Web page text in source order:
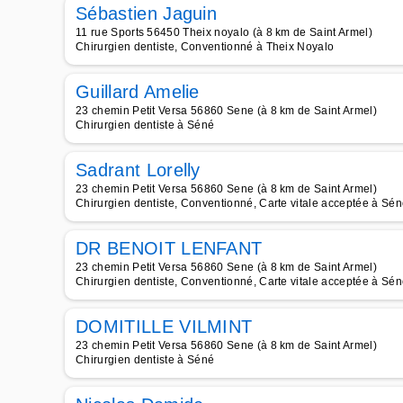
Sébastien Jaguin
11 rue Sports 56450 Theix noyalo (à 8 km de Saint Armel)
Chirurgien dentiste, Conventionné à Theix Noyalo
Guillard Amelie
23 chemin Petit Versa 56860 Sene (à 8 km de Saint Armel)
Chirurgien dentiste à Séné
Sadrant Lorelly
23 chemin Petit Versa 56860 Sene (à 8 km de Saint Armel)
Chirurgien dentiste, Conventionné, Carte vitale acceptée à
DR BENOIT LENFANT
23 chemin Petit Versa 56860 Sene (à 8 km de Saint Armel)
Chirurgien dentiste, Conventionné, Carte vitale acceptée à
DOMITILLE VILMINT
23 chemin Petit Versa 56860 Sene (à 8 km de Saint Armel)
Chirurgien dentiste à Séné